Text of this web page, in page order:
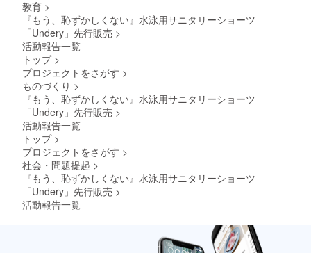
教育 >
『もう、恥ずかしくない』水泳用サニタリーショーツ
「Undery」先行販売 >
活動報告一覧
トップ >
プロジェクトをさがす >
ものづくり >
『もう、恥ずかしくない』水泳用サニタリーショーツ
「Undery」先行販売 >
活動報告一覧
トップ >
プロジェクトをさがす >
社会・問題提起 >
『もう、恥ずかしくない』水泳用サニタリーショーツ
「Undery」先行販売 >
活動報告一覧